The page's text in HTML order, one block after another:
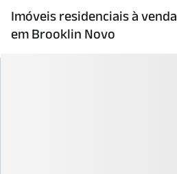
Imóveis residenciais à venda
em Brooklin Novo